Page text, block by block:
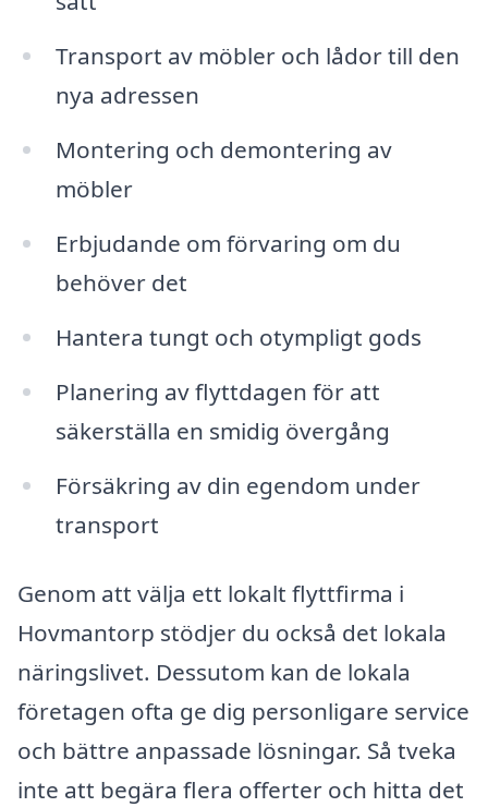
Transport av möbler och lådor till den
nya adressen
Montering och demontering av
möbler
Erbjudande om förvaring om du
behöver det
Hantera tungt och otympligt gods
Planering av flyttdagen för att
säkerställa en smidig övergång
Försäkring av din egendom under
transport
Genom att välja ett lokalt flyttfirma i
Hovmantorp stödjer du också det lokala
näringslivet. Dessutom kan de lokala
företagen ofta ge dig personligare service
och bättre anpassade lösningar. Så tveka
inte att begära flera offerter och hitta det